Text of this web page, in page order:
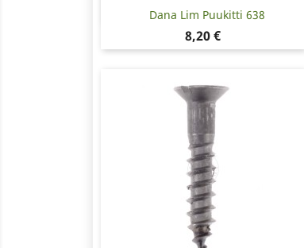
Dana Lim Puukitti 638
Hinta
8,20 €
 Pikakatselu